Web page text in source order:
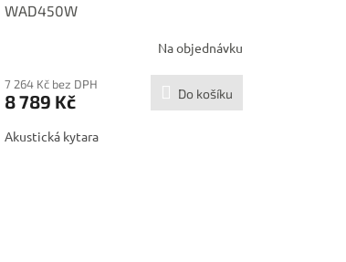
R
M
A
WAD450W
Na objednávku
7 264 Kč bez DPH
8 789 Kč Do košíku
Akustická kytara